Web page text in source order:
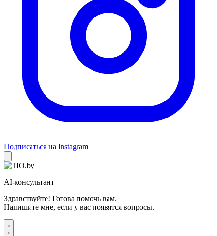
Подписаться на Instagram
AI-консультант
Здравствуйте! Готова помочь вам.
Напишите мне, если у вас появятся вопросы.